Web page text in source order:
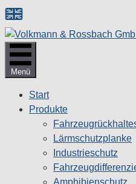
Zum
Inhalt
springen
Menü
Start
Produkte
Lärmschutzplanke
Industrieschutz
Amphibienschutz